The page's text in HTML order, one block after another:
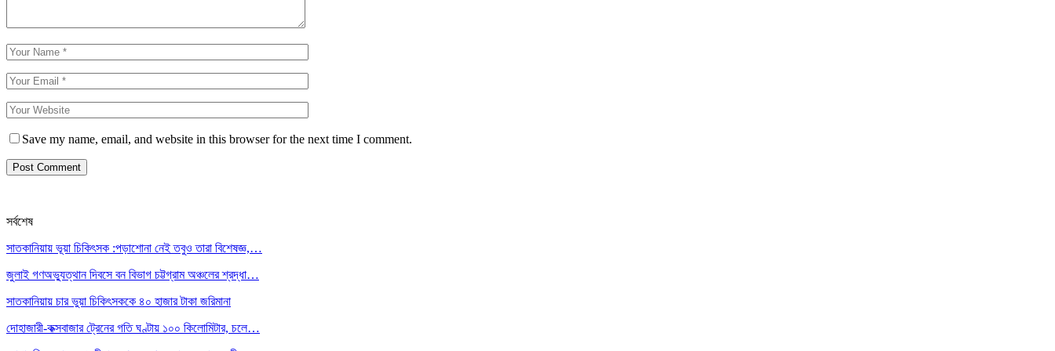
Save my name, email, and website in this browser for the next time I comment.
সর্বশেষ
সাতকানিয়ায় ভূয়া চিকিৎসক :পড়াশোনা নেই তবুও তারা বিশেষজ্ঞ,…
জুলাই গণঅভ্যুত্থান দিবসে বন বিভাগ চট্টগ্রাম অঞ্চলের শ্রদ্ধা…
সাতকানিয়ায় চার ভুয়া চিকিৎসককে ৪০ হাজার টাকা জরিমানা
দোহাজারী-কক্সবাজার ট্রেনের গতি ঘণ্টায় ১০০ কিলোমিটার, চলে…